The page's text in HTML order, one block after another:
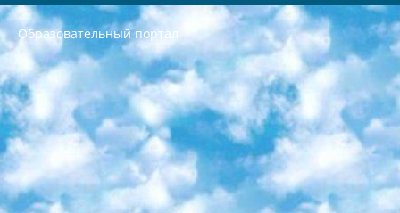
Образовательный портал
РЕСПУБЛИКА УЗБЕКИСТАН МИНИСТРЕРСТВО ДОШКОЛЬНОГО И ШКОЛЬНОГО ОБРАЗОВАНИЯ КОМАНДА в общеобразовательных учреждениях в 2023-2024 учебном году организация и проведение итоговой государственной аттестации обучающихся о Министра дошкольного и школьного образования Республики Узбекистан от 4 марта 2008 года (постановлением Минюста от 20 марта 2008 года № 1778 государственной регистрации) «Итоговое состояние учащихся общего среднего образования на основании положения об утверждении положения об аттестации общего среднего образования выпускной экзамен студентов в образовательных учреждениях в 2023-2024 учебном году В целях организации и прохождения аттестации приказываю: 1. Следующее: перечень предметов, по которым будет проводиться итоговая государственная аттестация и экзамен формы перевода согласно приложению 1; сертификаты международного образца, оценивающие уровень владения иностранными языками перечень согласно приложению 2; 2. Педагогический при специализированных образовательных учреждениях. научно-практический центр квалификации и международной оценки (Д.Давидова) 2024 г. До 25 марта: задания по предметам, по которым будет проводиться итоговая аттестация разработка и утверждение технических условий; итоговая аттестация на основании разработанного предметного задания разработка вопросов по предметам (устно и письменно), экзамен передача; общеобразовательные средние школы и специальные учебные заведения учащиеся выпускных классов школ и интернатов в агентской системе подготовка базы данных экзаменационных материалов и критериев оценки; перевод базы экзаменационных материалов на все языки обучения подать в Республиканский образовательный центр для изготовления; варианты экзаменов на основе разработанных контрольных материалов пусть будут поставлены задачи формирования. 3. Республиканский образовательный центр (Ш.Худайкулов) до 5 апреля 2024 года. до: база данных предоставленных экзаменационных материалов на все языки обучения перевод и экспертиза; для слепых, слабовидящих, глухих, слабослышащих и умственно отсталых детей учащиеся выпускных классов специализированных школ и школ-интернатов база данных экзаменационных материалов на всех преподаваемых языках подготовка критериев оценки; специализированные школы для умственно отсталых детей и технологии для учащихся выпускных классов школ-интернатов разработка соответствующих рекомендаций и критериев проведения ЕГЭ по естествознанию давать задания. 4. Педагогический при специализированных образовательных учреждениях. Научно-практический центр навыков и международной оценки (Д.Давидова), Республика образовательный центр (Худайкулов Ш.) итоговый государственный аттестационный экзамен ориентирован на творческое и логическое мышление при подготовке базы материалов учитывать введение заданий. 5. Следует отметить, что: сертификат государственного образца о знании общеобразовательного предмета и как минимум национальный уровень B1 по предметам на иностранных языках, указанным в Приложении 2. или международно признанный сертификат эквивалентного уровня студенты, изучающие определенный предмет, освобождаются от экзамена; по соответствующим предметам запланирована итоговая государственная аттестация за день до дня, путем жеребьевки Рабочей группой (в письменной форме по предметам, проводимым в форме) из числа сформированных вариантов выбрано 2 варианта; 2 выбранных варианта экзамена анонсированы на официальном сайте министерства и все выпускники по всей стране на основе этих вариантов проводит итоговую государственную аттестацию. 6. Государственное образование учащихся средних общеобразовательных учреждений. знания в соответствии с квалификационными требованиями, которые необходимо приобрести на основании стандартов итоговый (выпускной) контроль для 9 и 11 классов в целях тестирования Экзамены (далее – экзамены) состоят из предметов, перечисленных в приложении 1. будет сделано. 7. Экзамены пройдут с 26 мая по 15 июня 2024 г. (кроме науки физического воспитания). 8. Физическая для учащихся 9 классов общесредних образовательных учреждений. Экзамены по предмету «Образование, квалификация медицина» 1-6 мая 2024 года. сотрудники перевести под присмотр (с отклонениями в физическом или умственном развитии) специализированная школа для детей, школы-интернаты и со сколиозом школы-интернаты санаторного типа для больных детей исключены). 9. Он был слепым, слабовидящим и имел нарушения опорно-двигательного аппарата. экзамены в специализированных школах и интернатах для детей должны проводиться исходя из требований, предъявляемых к общеобразовательным учреждениям (физкультура кроме науки). 10. Специализированная школа для глухих и слабослышащих детей. и экзамены в интернатах и быть реализован в виде письменного теста по математике. 11. Специальность для умственно отсталых детей. Для 9 класса Родной язык и литературное письмо Государственный язык (язык обучения – узбекский). для неклассов) написано Математическое письмо Письменная/устная история Узбекистана Физическое воспитание практично Итоговый контроль Для 11 класса Написание родного языка и литературы (эссе) Математическое письмо Узбекский язык (обучение на узбекском языке) не посещающее общее среднее образование для учреждений)/Образовательное учреждение выбор письменный и устный Иностранный язык письменный/устный Письменная/устная история Узбекистана *По выбору студента:  Химия  Физика  Основы государственного права  География 10 бесплатных образовательных ресурсов - Мы составили подборку онлайн-проектов с интерактивными упражнениями, видеолекциями и статьями. Они помогут вам обрести новые и освежить старые знания бесплатно. 1. «ИНТУИТ» Старейшая образовательная площадка Рунета. Здесь вы найдёте сотни текстовых и видеокурсов на десятки различных тем — от программирования до психологии. Многие курсы подготовлены российскими университетами и крупными международными компаниями вроде Intel и Microsoft. Самостоятельное обучение бесплатное, но желающие могут оплатить услуги персональных наставников. 2. «Смартия» знакомит с актуальными профессиями и подсказывает, как им обучаться. Выбрав заинтересовавшую вас специальность — SMM-специалист, фотограф, веб-дизайнер или другую, — увидите список необходимых для неё умений. Чтобы вы могли освоить их самостоятельно, для каждого умения площадка отображает подборку ссылок на учебные материалы. Хотя «Смартия» ориентируется на русскоязычную аудиторию, часть контента всё же доступна только на английском. 3. «Лекторий Физтеха» Проект Московского физико-технического института (Физтеха). С его помощью вы можете смотреть онлайн серии лекций, записанные на видео в этом вузе. В числе доступных предметов — физика, биология, химия, информационные технологии и другие. К некоторым лекциям администрация ресурса прилагает готовые конспекты, которые можно скачивать в PDF-формате. 4. ITMOcourses Онлайн-площадка Санкт-Петербургского национального исследовательского университета информационных технологий, механики и оптики (ИТМО). Ресурс предоставляет свободный доступ к курсам, разработанным в этом вузе. Каталог материалов разбит на четыре категории: «Оптические системы и технологии», «Приборостроение и робототехника», «Информационные технологии» и «Биотехнологии». Курсы состоят из видеолекций, интерактивных демонстраций и заданий. 5. «КиберЛенинка» Электронная научная библиотека открытого доступа. Каталог площадки регулярно обрастает текстами статей из различных научных изданий. Сгруппированные по журналам и рубрикам публикации можно читать онлайн или скачивать целиком в PDF-формате. Проект нацелен на популяризацию науки за счёт открытого доступа к качественной информации. 6. «ПостНаука» На этом ресурсе публикуют подборки видеолекций, составленные экспертами из разных отраслей и объединённые общими темами. Среди них, к примеру, есть серии «Биоинформатика и геномика», «Культура средневековой Скандинавии» и Cinema Studies о теории кино. Каждая подборка лекций — логически связанная история, рассказанная экспертом от первого лица. Кроме того, на сайте появляются научно-образовательные статьи и тесты на разные темы. 7. «Newочём» Команда проекта «Newочём» отбирает самые интересные тексты из англоязычных СМИ и переводит те из них, за которые голосуют участники сообщества «ВКонтакте». По большей части это научно-популярные статьи. Редакторы придумывают лишь заголовки, в остальном содержание переводов соответствует оригиналам. Полные тексты можно читать прямо в социальной сети. 8. InternetUrok Онлайн-база материалов по основным дисциплинам школьной программы. Информация на сайте структурирована по классам, предметам и темам (урокам). Каждый урок состоит из видеолекций и конспектов. Есть также интерактивные тренажёры и тесты для закрепления пройденного материала. Даже если вы давно окончили школу, возможность повторить программу старших классов всегда может пригодиться. 9. Edutainme Ещё один ресурс об образовании. В отличие от Newtonew, как мне кажется, Edutainme больше ориентируется на представителей индустрии: педагогов, предпринимателей, разработчиков образовательных проектов. Но и любой, кто просто стремится к саморазвитию, найдёт на сайте много полезного и интересного для себя. Например, информацию о новых курсах и образовательных сервисах. 10. Newtonew Онлайн-медиа об образовании и обучении в широком смысле. Авторы Newtonew пишут об инструментах, заведениях, тактиках и стратегиях, которые помогают учить других и получать новые знания самостоятельно. На этой площадке вы найдёте новости, обзоры, аналитические мат